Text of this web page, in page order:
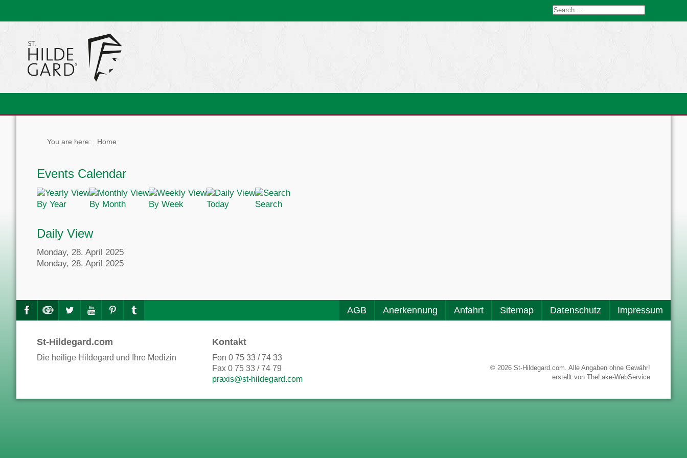
You are here: Home
Events Calendar
By Year By Month By Week Today Search
Daily View
Monday, 28. April 2025
Monday, 28. April 2025
AGB Anerkennung Anfahrt Sitemap Datenschutz Impressum
St-Hildegard.com
Die heilige Hildegard und Ihre Medizin
Kontakt
Fon 0 75 33 / 74 33
Fax 0 75 33 / 74 79
praxis@st-hildegard.com
© 2026 St-Hildegard.com. Alle Angaben ohne Gewähr!
erstellt von TheLake-WebService